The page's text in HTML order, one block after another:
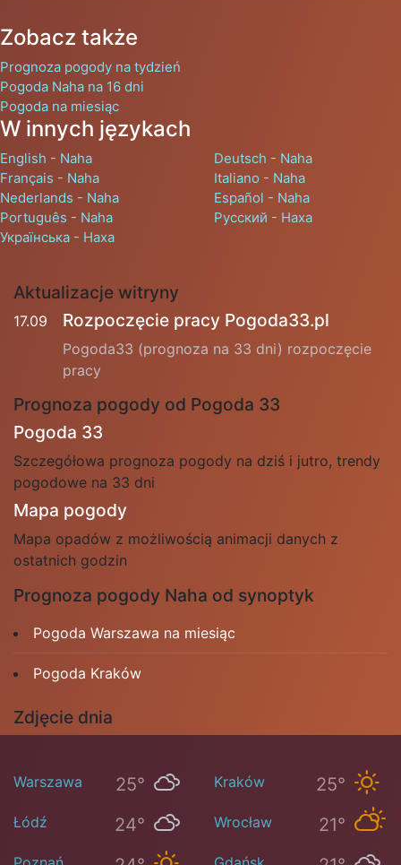
Zobacz także
Prognoza pogody na tydzień
Pogoda Naha na 16 dni
Pogoda na miesiąc
W innych językach
English - Naha
Deutsch - Naha
Français - Naha
Italiano - Naha
Nederlands - Naha
Español - Naha
Português - Naha
Русский - Наха
Українська - Наха
Aktualizacje witryny
17.09 Rozpoczęcie pracy Pogoda33.pl
Pogoda33 (prognoza na 33 dni) rozpoczęcie
pracy
Prognoza pogody od Pogoda 33
Pogoda 33
Szczegółowa prognoza pogody na dziś i jutro, trendy
pogodowe na 33 dni
Mapa pogody
Mapa opadów z możliwością animacji danych z
ostatnich godzin
Prognoza pogody Naha od synoptyk
Pogoda Warszawa na miesiąc
Pogoda Kraków
Zdjęcie dnia
Warszawa 25° Kraków 25°
Łódź 24° Wrocław 21°